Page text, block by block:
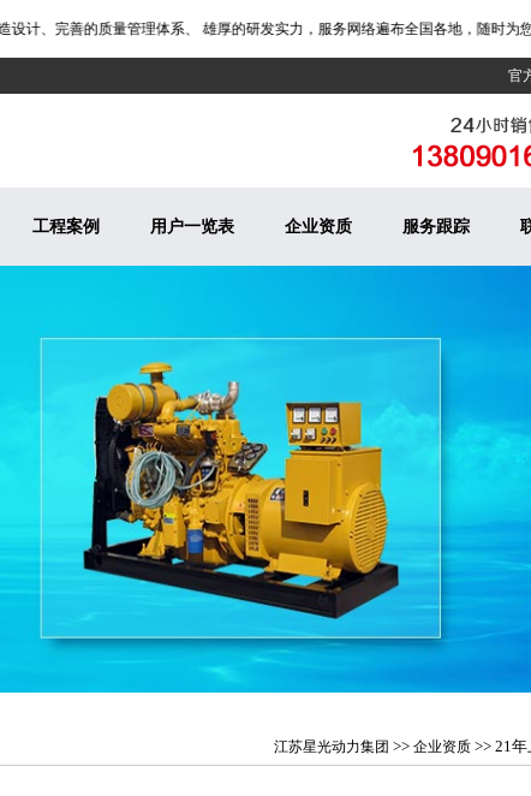
善的质量管理体系、 雄厚的研发实力，服务网络遍布全国各地，随时为您提供
官
工程案例 用户一览表 企业资质 服务跟踪
江苏星光动力集团 >> 企业资质>> 21年